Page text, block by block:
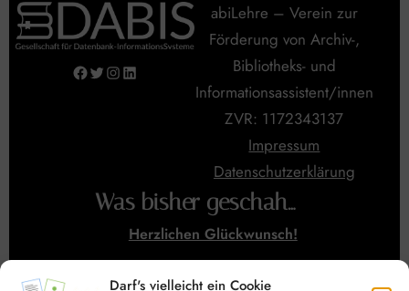
Darf's vielleicht ein Cookie
Facebook
Twitter
Instagram
LinkedIn
abiLehre – Verein zur
Förderung von Archiv-,
Bibliotheks- und
Informationsassistent/innen
ZVR: 1172343137
Impressum
Datenschutzerklärung
Was bisher geschah…
Herzlichen Glückwunsch!